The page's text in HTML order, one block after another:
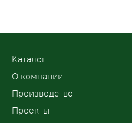
Kаталог
О компании
Производство
Проекты